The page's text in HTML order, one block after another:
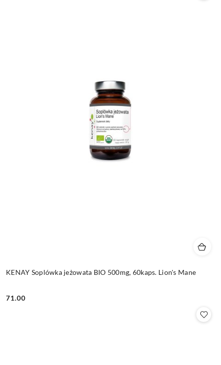
KENAY Soplówka jeżowata BIO 500mg, 60kaps. Lion's Mane
Cena:
71.00